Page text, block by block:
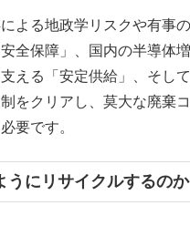
よる地政学リスクや有事
全保障」、国内の半導体
える「安定供給」、そし
をクリアし、莫大な廃棄
要です。
うにリサイクルするのか